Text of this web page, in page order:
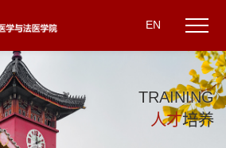
EN
TRAINING
人才培养